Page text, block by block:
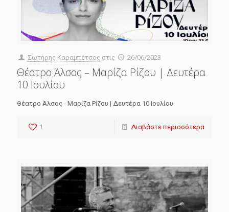
Σωτήρης Καραμπέτσος στις 26/06/2023
Θέατρο Άλσος – Μαρίζα Ρίζου | Δευτέρα
10 Ιουλίου
Θέατρο Άλσος - Μαρίζα Ρίζου | Δευτέρα 10 Ιουλίου
1 Διαβάστε περισσότερα